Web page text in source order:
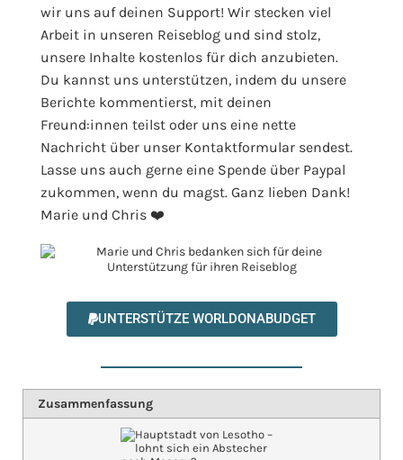
wir uns auf deinen Support! Wir stecken viel
Arbeit in unseren Reiseblog und sind stolz,
unsere Inhalte kostenlos für dich anzubieten.
Du kannst uns unterstützen, indem du unsere
Berichte kommentierst, mit deinen
Freund:innen teilst oder uns eine nette
Nachricht über unser Kontaktformular sendest.
Lasse uns auch gerne eine Spende über Paypal
zukommen, wenn du magst. Ganz lieben Dank!
Marie und Chris ❤️
UNTERSTÜTZE WORLDONABUDGET
Zusammenfassung